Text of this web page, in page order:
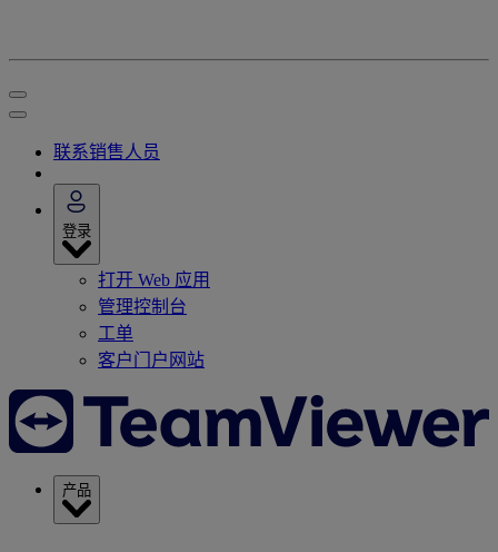
联系销售人员
登录
打开 Web 应用
管理控制台
工单
客户门户网站
产品